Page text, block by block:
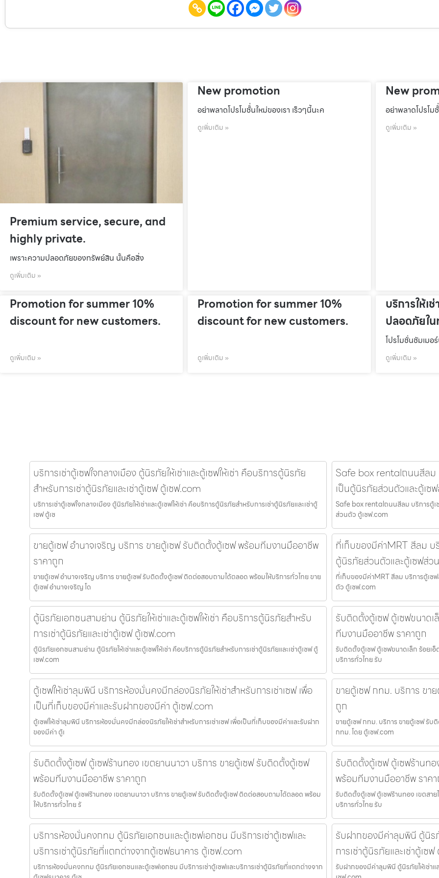
Premium service, secure, and
highly private.
เพราะความปลอดภัยของทรัพย์สิน นั้นคือสิ่ง
ดูเพิ่มเติม »
New promotion
อย่าพลาดโปรโมชั้่นใหม่ของเรา เร็วๆนี้นะค
ดูเพิ่มเติม »
New
อย่าพลาดโปรโม
ดูเพิ่มเติม »
Promotion for summer 10%
discount for new customers.
ดูเพิ่มเติม »
Promotion for summer 10%
discount for new customers.
ดูเพิ่มเติม »
บริการให้เ
ปลอดภัยใ
โปรโมชั่นชัมเมอ
ดูเพิ่มเติม »
บริการเช่าตู้เซฟใจกลางเมือง ตู้นิรภัยให้เช่าและตู้เซฟให้เช่า คือบริการตู้นิรภัย
สำหรับการเช่าตู้นิรภัยและเช่าตู้เซฟ ตู้เซฟ.com
บริการเช่าตู้เซฟใจกลางเมือง ตู้นิรภัยให้เช่าและตู้เซฟให้เช่า คือบริการตู้นิรภัยสำหรับการเช่าตู้นิรภัยและเช่าตู้
เซฟ ตู้เซ
Safe box rentalถนนสีลม
เป็นตู้นิรภัยส่วนตัวและตู้เซ
Safe box rentalถนนสีลม บริการตู้เ
ส่วนตัว ตู้เซฟ.com
ขายตู้เซฟ อำนาจเจริญ บริการ ขายตู้เซฟ รับติดตั้งตู้เซฟ พร้อมทีมงานมืออาชีพ
ราคาถูก
ขายตู้เซฟ อำนาจเจริญ บริการ ขายตู้เซฟ รับติดตั้งตู้เซฟ ติดต่อสอบถามได้ตลอด พร้อมให้บริการทั่วไทย ขาย
ตู้เซฟ อำนาจเจริญ โด
ที่เก็บของมีค่าMRT สีลม บ
ตู้นิรภัยส่วนตัวและตู้เซฟส่ว
ที่เก็บของมีค่าMRT สีลม บริการตู้เซ
ตัว ตู้เซฟ.com
ตู้นิรภัยเอกชนสามย่าน ตู้นิรภัยให้เช่าและตู้เซฟให้เช่า คือบริการตู้นิรภัยสำหรับ
การเช่าตู้นิรภัยและเช่าตู้เซฟ ตู้เซฟ.com
ตู้นิรภัยเอกชนสามย่าน ตู้นิรภัยให้เช่าและตู้เซฟให้เช่า คือบริการตู้นิรภัยสำหรับการเช่าตู้นิรภัยและเช่าตู้เซฟ ตู้
เซฟ.com
รับติดตั้งตู้เซฟ ตู้เซฟขนาด
ทีมงานมืออาชีพ ราคาถูก
รับติดตั้งตู้เซฟ ตู้เซฟขนาดเล็ก ร้อยเ
บริการทั่วไทย รับ
ตู้เซฟให้เช่าลุมพินี บริการห้องมั่นคงมีกล่องนิรภัยให้เช่าสำหรับการเช่าเซฟ เพื่อ
เป็นที่เก็บของมีค่าและรับฝากของมีค่า ตู้เซฟ.com
ตู้เซฟให้เช่าลุมพินี บริการห้องมั่นคงมีกล่องนิรภัยให้เช่าสำหรับการเช่าเซฟ เพื่อเป็นที่เก็บของมีค่าและรับฝาก
ของมีค่า ตู้เ
ขายตู้เซฟ กทม. บริการ ขา
ถูก
ขายตู้เซฟ กทม. บริการ ขายตู้เซฟ รั
กทม. โดย ตู้เซฟ.com
รับติดตั้งตู้เซฟ ตู้เซฟร้านทอง เขตยานนาวา บริการ ขายตู้เซฟ รับติดตั้งตู้เซฟ
พร้อมทีมงานมืออาชีพ ราคาถูก
รับติดตั้งตู้เซฟ ตู้เซฟร้านทอง เขตยานนาวา บริการ ขายตู้เซฟ รับติดตั้งตู้เซฟ ติดต่อสอบถามได้ตลอด พร้อม
ให้บริการทั่วไทย รั
รับติดตั้งตู้เซฟ ตู้เซฟร้านท
พร้อมทีมงานมืออาชีพ ราค
รับติดตั้งตู้เซฟ ตู้เซฟร้านทอง เขตสา
บริการทั่วไทย รับ
บริการห้องมั่นคงกทม ตู้นิรภัยเอกชนและตู้เซฟเอกชน มีบริการเช่าตู้เซฟและ
บริการเช่าตู้นิรภัยที่แตกต่างจากตู้เซฟธนาคาร ตู้เซฟ.com
บริการห้องมั่นคงกทม ตู้นิรภัยเอกชนและตู้เซฟเอกชน มีบริการเช่าตู้เซฟและบริการเช่าตู้นิรภัยที่แตกต่างจาก
รับฝากของมีค่าลุมพินี ตู้นิรภั
การเช่าตู้นิรภัยและเช่าตู้เซ
รับฝากของมีค่าลุมพินี ตู้นิรภัยให้เช่าแ